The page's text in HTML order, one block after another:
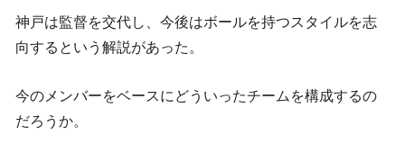
神戸は監督を交代し、今後はボールを持つスタイルを志
向するという解説があった。
今のメンバーをベースにどういったチームを構成するの
だろうか。